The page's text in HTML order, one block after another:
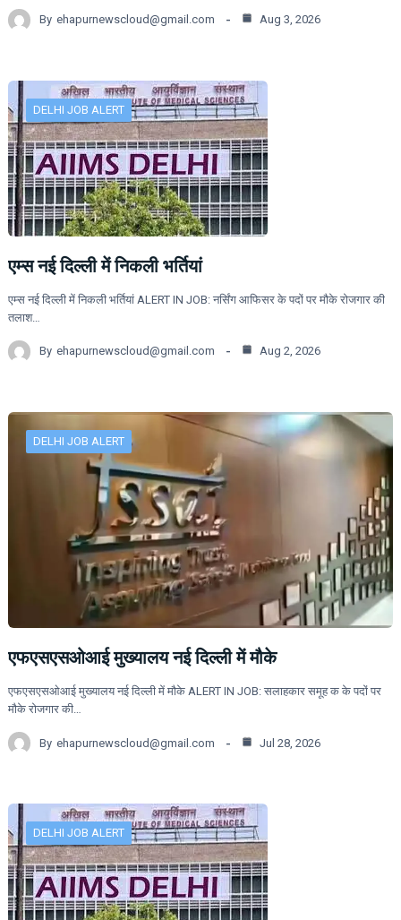
By ehapurnewscloud@gmail.com Aug 3, 2026
DELHI JOB ALERT
एम्स नई दिल्ली में निकली भर्तियां
एम्स नई दिल्ली में निकली भर्तियां ALERT IN JOB: नर्सिंग आफिसर के पदों पर मौके रोजगार की
तलाश…
By ehapurnewscloud@gmail.com Aug 2, 2026
DELHI JOB ALERT
एफएसएसओआई मुख्यालय नई दिल्ली में मौके
एफएसएसओआई मुख्यालय नई दिल्ली में मौके ALERT IN JOB: सलाहकार समूह क के पदों पर
मौके रोजगार की…
By ehapurnewscloud@gmail.com Jul 28, 2026
DELHI JOB ALERT